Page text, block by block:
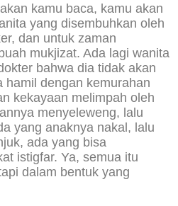
kamu baca, kamu akan
yang disembuhkan oleh
dan untuk zaman
mukjizat. Ada lagi wanita
bahwa dia tidak akan
hamil dengan kemurahan
kekayaan melimpah oleh
menyeleweng, lalu
yang anaknya nakal, lalu
ada yang bisa
istigfar. Ya, semua itu
dalam bentuk yang